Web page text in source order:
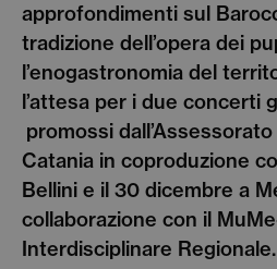
approfondimenti sul
tradizione dell’opera dei
l’enogastronomia del
l’attesa per i due concerti
promossi
Catania in coproduzione
Bellini e il 30 dicembre a
collaborazione con il
Interdisciplinare Regionale.